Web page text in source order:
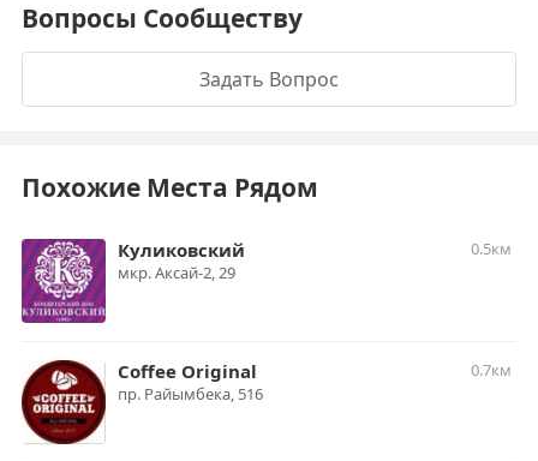
Вопросы Сообществу
Задать Вопрос
Похожие Места Рядом
Куликовский
0.5км
мкр. Аксай-2, 29
Coffee Original
0.7км
пр. Райымбека, 516